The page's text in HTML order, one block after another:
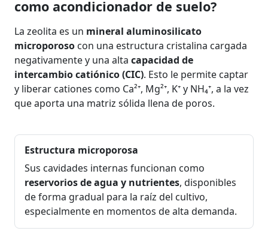
como acondicionador de suelo?
La zeolita es un mineral aluminosilicato
microporoso con una estructura cristalina cargada
negativamente y una alta capacidad de
intercambio catiónico (CIC). Esto le permite captar
y liberar cationes como Ca²⁺, Mg²⁺, K⁺ y NH₄⁺, a la vez
que aporta una matriz sólida llena de poros.
Estructura microporosa
Sus cavidades internas funcionan como
reservorios de agua y nutrientes, disponibles
de forma gradual para la raíz del cultivo,
especialmente en momentos de alta demanda.